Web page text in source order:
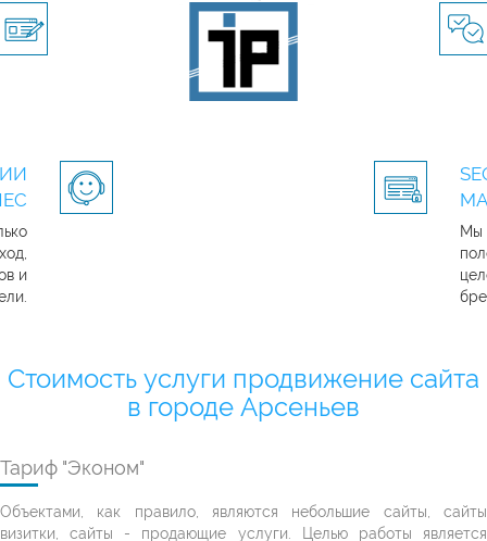
и
Мы
Стоимость услуги продвижение сайта
в городе Арсеньев
Тариф "Эконом"
Объектами, как правило, являются небольшие сайты, сайты
визитки, сайты - продающие услуги. Целью работы является